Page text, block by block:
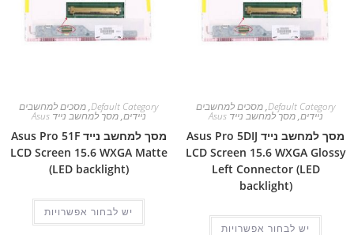
Default Category
,מסכים למחשבים
ניידים,מסך למחשב נייד Asus
מסך למחשב נייד Asus Pro 5DIJ
LCD Screen 15.6 WXGA Glossy
Left Connector (LED
backlight)
יש לבחור אפשרויות
Default Category
,מסכים למחשבים
ניידים,מסך למחשב נייד Asus
מסך למחשב נייד Asus Pro 51F
LCD Screen 15.6 WXGA Matte
(LED backlight)
יש לבחור אפשרויות